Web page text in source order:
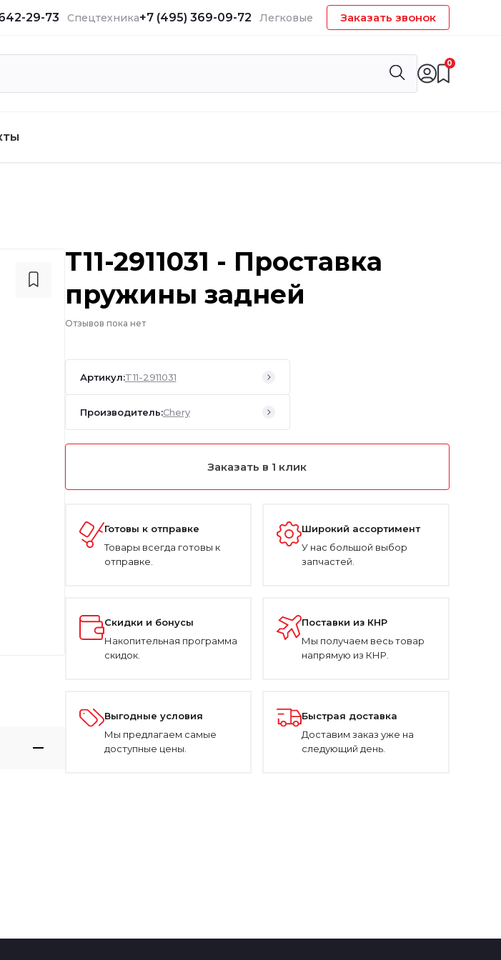
29-73 Спецтехника+7 (495) 369-09-72 Легковые Заказать звонок
0
T11-2911031 - Проставка
пружины задней
Отзывов пока нет
Артикул:T11-2911031
Производитель:Chery
Заказать в 1 клик
Готовы к отправке
Товары всегда готовы к
отправке.
Широкий ассортимент
У нас большой выбор
запчастей.
Скидки и бонусы
Накопительная программа
скидок.
Поставки из КНР
Мы получаем весь товар
напрямую из КНР.
Выгодные условия
Мы предлагаем самые
доступные цены.
Быстрая доставка
Доставим заказ уже на
следующий день.